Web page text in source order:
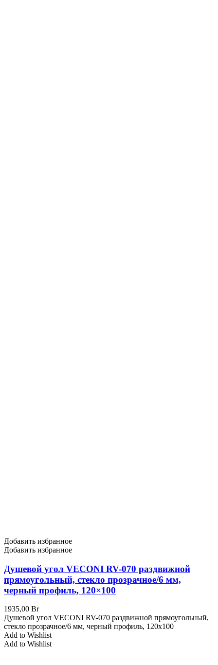
Добавить избранное
Добавить избранное
Душевой угол VECONI RV-070 раздвижной
прямоугольный, стекло прозрачное/6 мм,
черный профиль, 120×100
1935,00 Br
Душевой угол VECONI RV-070 раздвижной прямоугольный,
стекло прозрачное/6 мм, черный профиль, 120x100
Add to Wishlist
Add to Wishlist